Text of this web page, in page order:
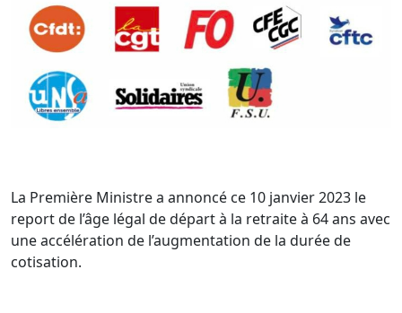
La Première Ministre a annoncé ce 10 janvier 2023 le
report de l’âge légal de départ à la retraite à 64 ans avec
une accélération de l’augmentation de la durée de
cotisation.